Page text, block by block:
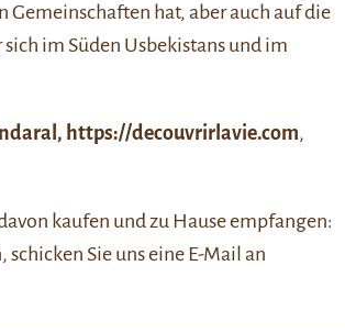
hat, aber auch auf die
im Süden Usbekistans und im
, https://decouvrirlavie.com,
kaufen und zu Hause empfangen:
Sie uns eine E-Mail an